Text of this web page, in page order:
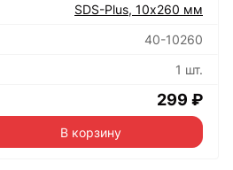
SDS-Plus, 10х260 мм
40-10260
1 шт.
299 ₽
В корзину